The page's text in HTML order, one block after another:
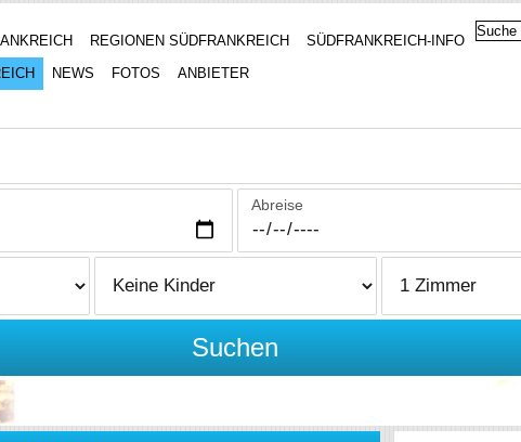
REGIONEN SÜDFRANKREICH
SÜDFRANKREICH-INFO
NEWS FOTOS ANBIETER
Abreise
Suchen